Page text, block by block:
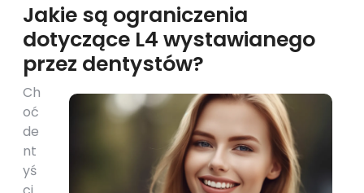
Jakie są ograniczenia
dotyczące L4 wystawianego
przez dentystów?
Ch
oć
de
nt
yś